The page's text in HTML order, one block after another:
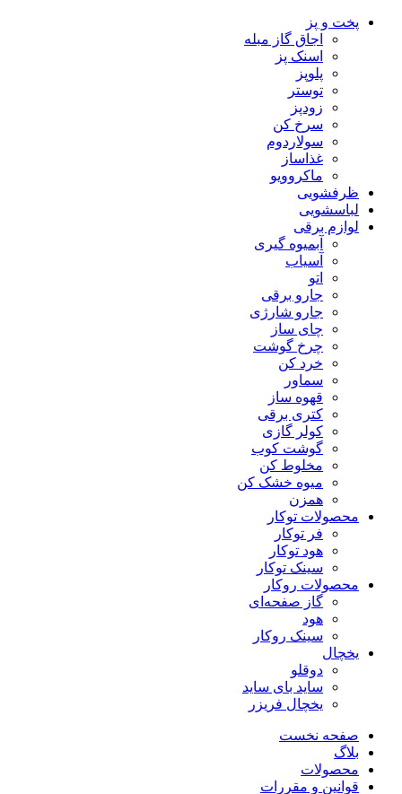
پخت و پز
اجاق گاز مبله
اسنک پز
پلوپز
توستر
زودپز
سرخ کن
سولاردوم
غذاساز
ماکروویو
ظرفشویی
لباسشویی
لوازم برقی
آبمیوه گیری
آسیاب
اتو
جارو برقی
جارو شارژی
چای ساز
چرخ گوشت
خرد کن
سماور
قهوه ساز
کتری برقی
کولر گازی
گوشت کوب
مخلوط کن
میوه خشک کن
همزن
محصولات توکار
فر توکار
هود توکار
سینک توکار
محصولات روکار
گاز صفحه‌ای
هود
سینک روکار
یخچال
دوقلو
ساید بای ساید
یخچال فریزر
صفحه نخست
بلاگ
محصولات
قوانین و مقررات